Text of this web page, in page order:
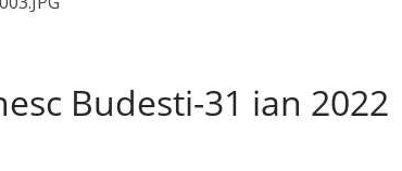
Budesti-31 ian 2022